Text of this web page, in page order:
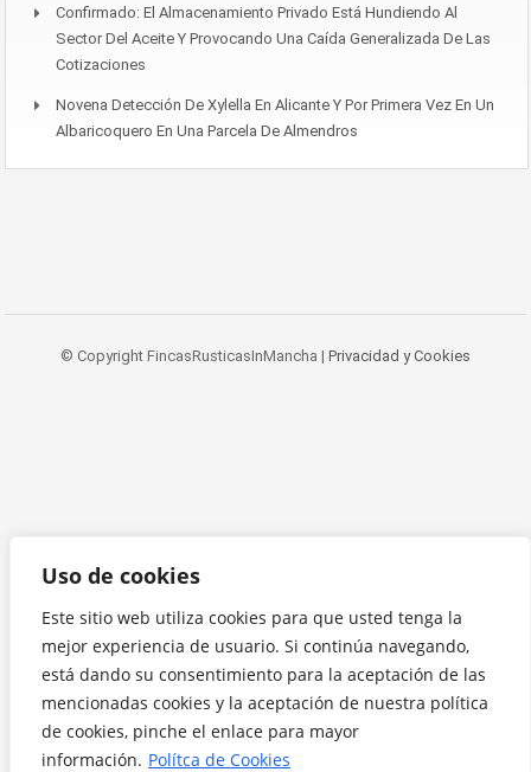
Uso de cookies
Este sitio web utiliza cookies para que usted tenga la
mejor experiencia de usuario. Si continúa navegando,
está dando su consentimiento para la aceptación de las
mencionadas cookies y la aceptación de nuestra política
de cookies, pinche el enlace para mayor
información. Polítca de Cookies
Confirmado: El Almacenamiento Privado Está Hundiendo Al
Sector Del Aceite Y Provocando Una Caída Generalizada De Las
Cotizaciones
Novena Detección De Xylella En Alicante Y Por Primera Vez En Un
Albaricoquero En Una Parcela De Almendros
© Copyright FincasRusticasInMancha | Privacidad y Cookies